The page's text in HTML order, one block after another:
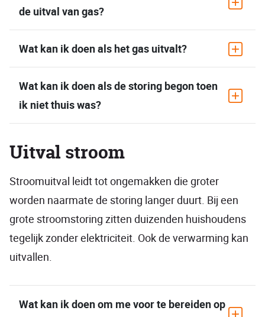
de uitval van gas?
Wat kan ik doen als het gas uitvalt?
Wat kan ik doen als de storing begon toen
ik niet thuis was?
Uitval stroom
Stroomuitval leidt tot ongemakken die groter
worden naarmate de storing langer duurt. Bij een
grote stroomstoring zitten duizenden huishoudens
tegelijk zonder elektriciteit. Ook de verwarming kan
uitvallen.
Wat kan ik doen om me voor te bereiden op